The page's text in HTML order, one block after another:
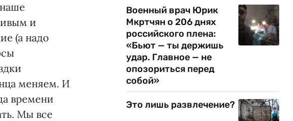
и
(а надо
меняем. И
времени
Мы все
Военный врач Юрик
Мкртчян о 206 днях
российского плена:
«Бьют — ты держишь
удар. Главное — не
опозориться перед
собой»
Это лишь развлечение?